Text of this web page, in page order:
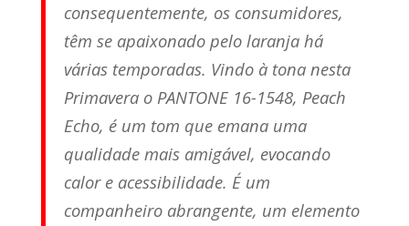
consequentemente, os consumidores,
têm se apaixonado pelo laranja há
várias temporadas. Vindo à tona nesta
Primavera o PANTONE 16-1548, Peach
Echo, é um tom que emana uma
qualidade mais amigável, evocando
calor e acessibilidade. É um
companheiro abrangente, um elemento